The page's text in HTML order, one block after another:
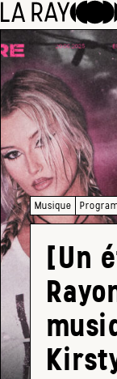
Musique
[Un